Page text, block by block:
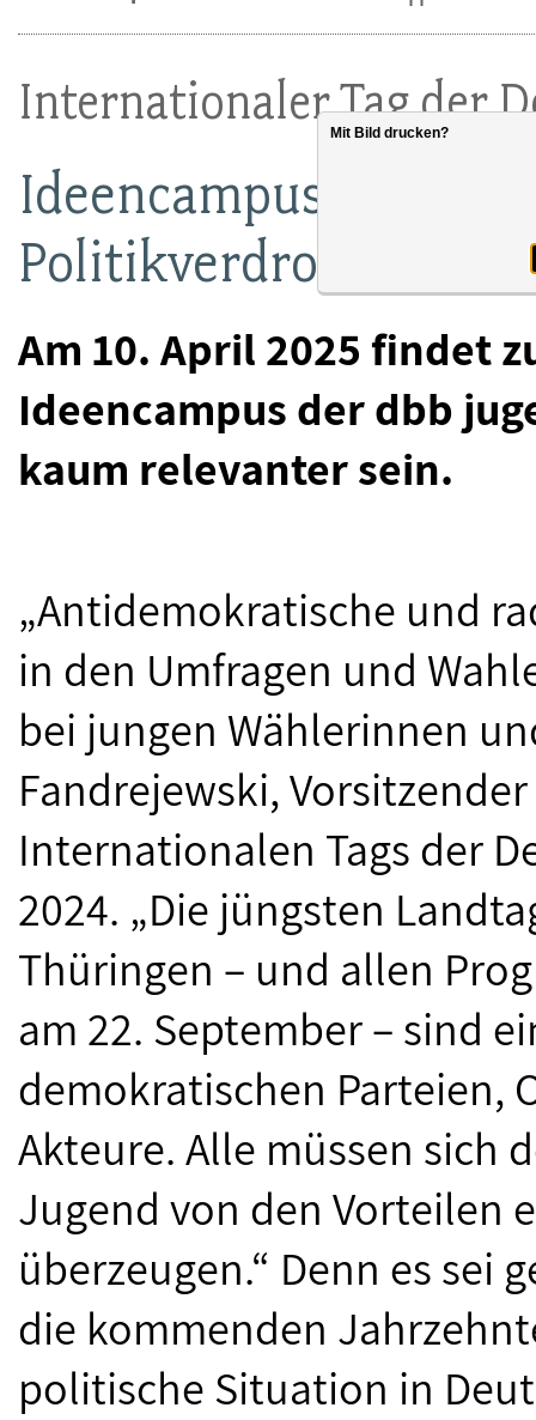
Internationaler Tag der
Ideencampus:
Politikverdrossenheit
Am 10. April 2025 findet
Ideencampus der dbb
kaum relevanter sein.
„Antidemokratische und
in den Umfragen und
bei jungen Wählerinnen
Fandrejewski,
Internationalen Tags der
2024. „Die jüngsten
Thüringen – und allen
am 22. September – sind
demokratischen Parteien,
Akteure. Alle müssen sich
Jugend von den Vorteilen
überzeugen.“ Denn es sei
die kommenden
politische Situation in
Mit Bild drucken?